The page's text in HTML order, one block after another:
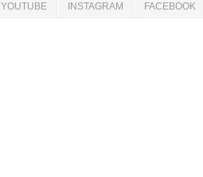
YOUTUBE INSTAGRAM FACEBOOK